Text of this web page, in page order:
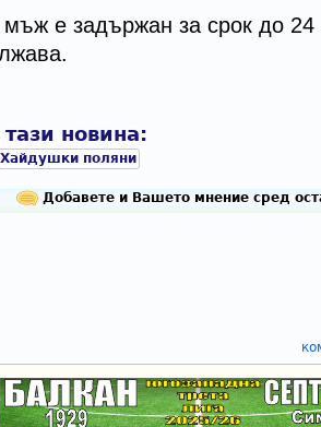
е задържан за срок до 24
новина:
Хайдушки поляни
Добавете и Вашето мнение сред